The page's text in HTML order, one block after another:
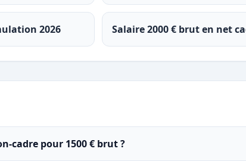
2026 Salaire 2000 € brut en net
cadre pour 1500 € brut ?